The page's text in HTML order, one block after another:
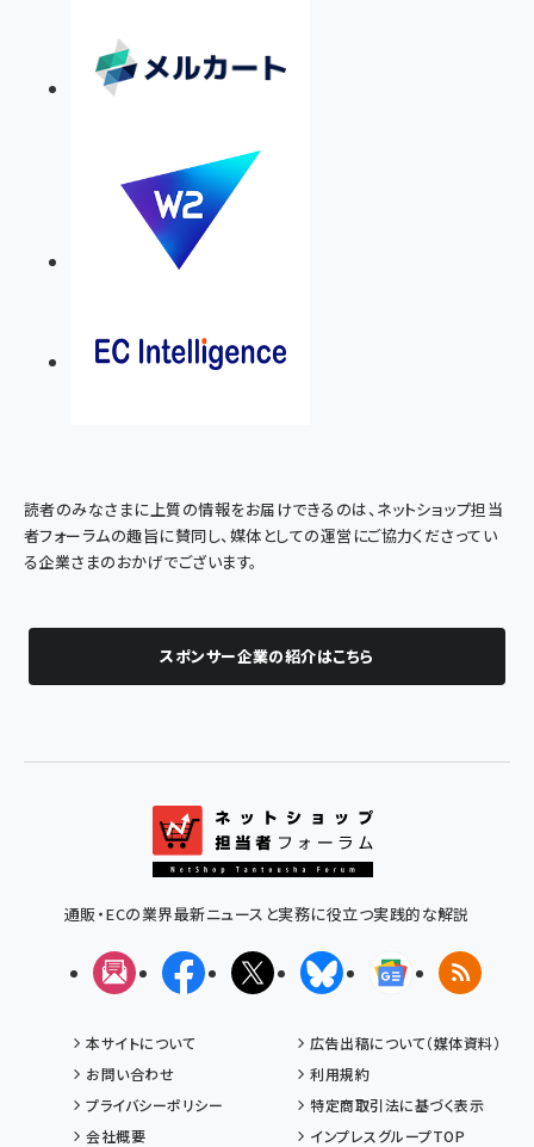
読者のみなさまに上質の情報をお届けできるのは、ネットショップ担当
者フォーラムの趣旨に賛同し、媒体としての運営にご協力くださってい
る企業さまのおかげでございます。
スポンサー企業の紹介はこちら
通販・ECの業界最新ニュースと実務に役立つ実践的な解説
メルマガFacebookX(エックス)BlueskyGoogleニュ
RSS
本サイトについて
広告出稿について（媒体資料）
お問い合わせ
利用規約
プライバシーポリシー
特定商取引法に基づく表示
会社概要
インプレスグループTOP